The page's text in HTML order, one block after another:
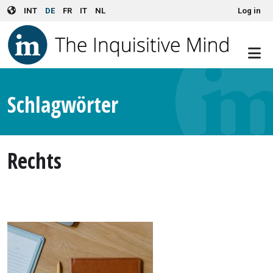
Skip to main content
INT DE FR IT NL User account menuLog in
Schlagwörter
Rechts